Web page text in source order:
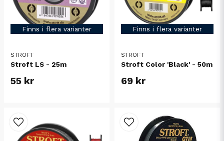
Finns i flera varianter
STROFT
Stroft LS - 25m
55 kr
Finns i flera varianter
STROFT
Stroft Color 'Black' - 50m
69 kr